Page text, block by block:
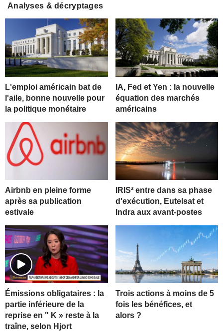
Analyses & décryptages
L'emploi américain bat de
l'aile, bonne nouvelle pour
la politique monétaire
IA, Fed et Yen : la nouvelle
équation des marchés
américains
Airbnb en pleine forme
après sa publication
estivale
IRIS² entre dans sa phase
d'exécution, Eutelsat et
Indra aux avant-postes
Émissions obligataires : la
partie inférieure de la
reprise en " K » reste à la
traîne, selon Hjort
Trois actions à moins de 5
fois les bénéfices, et
alors ?